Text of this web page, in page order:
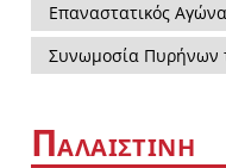
Επαναστατικός
Συνωμοσία Πυρήνων
ΠΑΛΑΙΣΤΙΝΗ